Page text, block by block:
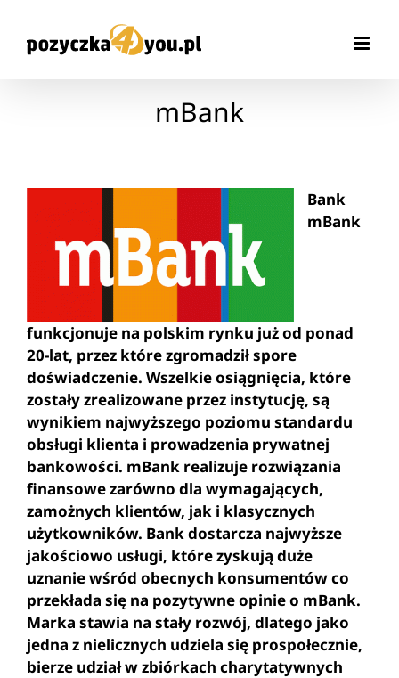
zawartości
mBank
Bank
mBank
funkcjonuje na polskim rynku już od ponad
20-lat, przez które zgromadził spore
doświadczenie. Wszelkie osiągnięcia, które
zostały zrealizowane przez instytucję, są
wynikiem najwyższego poziomu standardu
obsługi klienta i prowadzenia prywatnej
bankowości. mBank realizuje rozwiązania
finansowe zarówno dla wymagających,
zamożnych klientów, jak i klasycznych
użytkowników. Bank dostarcza najwyższe
jakościowo usługi, które zyskują duże
uznanie wśród obecnych konsumentów co
przekłada się na pozytywne opinie o mBank.
Marka stawia na stały rozwój, dlatego jako
jedna z nielicznych udziela się prospołecznie,
bierze udział w zbiórkach charytatywnych